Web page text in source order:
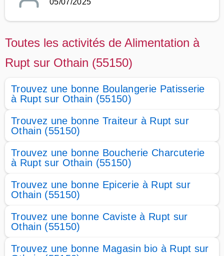
05/07/2025
Toutes les activités de Alimentation à
Rupt sur Othain (55150)
Trouvez une bonne Boulangerie Patisserie
à Rupt sur Othain (55150)
Trouvez une bonne Traiteur à Rupt sur
Othain (55150)
Trouvez une bonne Boucherie Charcuterie
à Rupt sur Othain (55150)
Trouvez une bonne Epicerie à Rupt sur
Othain (55150)
Trouvez une bonne Caviste à Rupt sur
Othain (55150)
Trouvez une bonne Magasin bio à Rupt sur